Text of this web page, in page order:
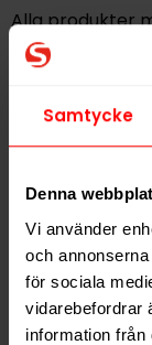
Samtycke
Denna
Vi använder
och
för sociala
vidarebefordrar
information från
Alla produkter
Format
Styrka
Nikotin per gram
Nikotin per